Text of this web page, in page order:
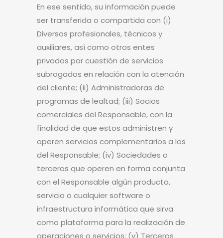
En ese sentido, su información puede
ser transferida o compartida con (i)
Diversos profesionales, técnicos y
auxiliares, así como otros entes
privados por cuestión de servicios
subrogados en relación con la atención
del cliente; (ii) Administradoras de
programas de lealtad; (iii) Socios
comerciales del Responsable, con la
finalidad de que estos administren y
operen servicios complementarios a los
del Responsable; (iv) Sociedades o
terceros que operen en forma conjunta
con el Responsable algún producto,
servicio o cualquier software o
infraestructura informática que sirva
como plataforma para la realización de
operaciones o servicios; (v) Terceros